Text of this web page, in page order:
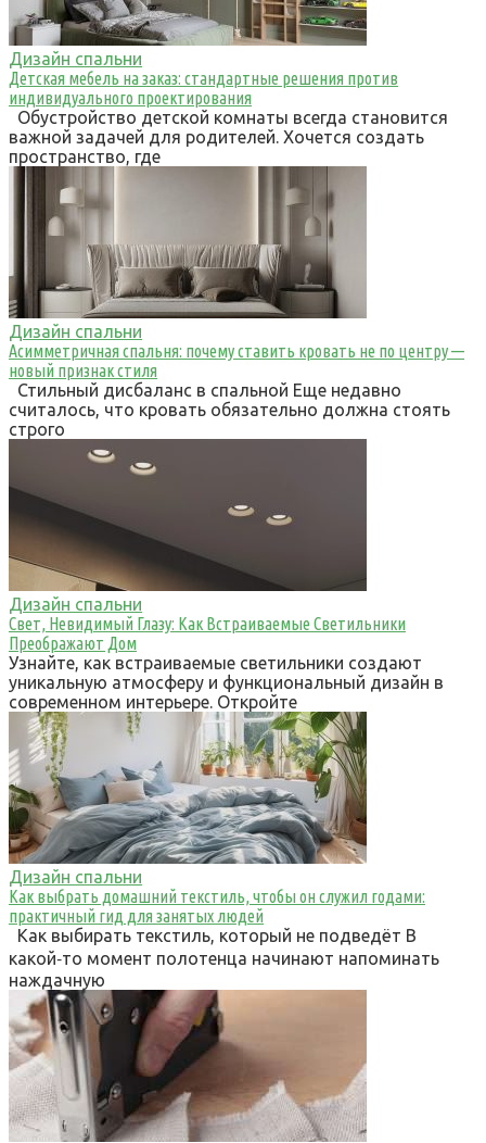
Дизайн спальни
Детская мебель на заказ: стандартные решения против
индивидуального проектирования
Обустройство детской комнаты всегда становится
важной задачей для родителей. Хочется создать
пространство, где
Дизайн спальни
Асимметричная спальня: почему ставить кровать не по центру —
новый признак стиля
Стильный дисбаланс в спальной Еще недавно
считалось, что кровать обязательно должна стоять
строго
Дизайн спальни
Свет, Невидимый Глазу: Как Встраиваемые Светильники
Преображают Дом
Узнайте, как встраиваемые светильники создают
уникальную атмосферу и функциональный дизайн в
современном интерьере. Откройте
Дизайн спальни
Как выбрать домашний текстиль, чтобы он служил годами:
практичный гид для занятых людей
Как выбирать текстиль, который не подведёт В
какой‑то момент полотенца начинают напоминать
наждачную